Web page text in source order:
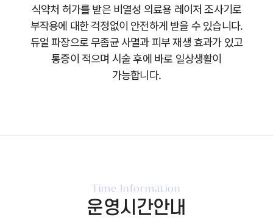
식약처 허가를 받은 비열성 의료용 레이저 조사기로
부작용에 대한 걱정없이 안전하게 받을 수 있습니다.
듀얼 파장으로 무좀균 사멸과 피부 재생 효과가 있고
통증이 적으며 시술 후에 바로 일상생활이
가능합니다.
Time Information
운영시간안내